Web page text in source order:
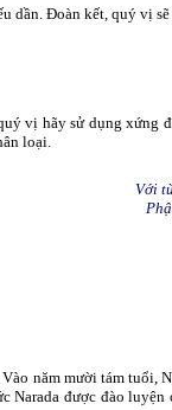
dần. Đoàn kết, quý vị
vị hãy sử dụng xứng
loại.
Với
năm mười tám tuổi,
Narada được đào luyện